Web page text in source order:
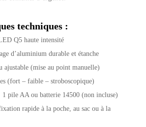
techniques :
Q5 haute intensité
d’aluminium durable et étanche
ajustable (mise au point manuelle)
(fort – faible – stroboscopique)
1 pile AA ou batterie 14500 (non incluse)
rapide à la poche, au sac ou à la